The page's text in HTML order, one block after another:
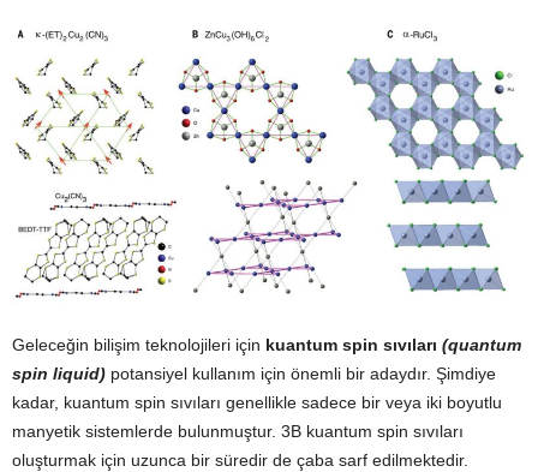
Geleceğin bilişim teknolojileri için kuantum spin sıvıları (quantum
spin liquid) potansiyel kullanım için önemli bir adaydır. Şimdiye
kadar, kuantum spin sıvıları genellikle sadece bir veya iki boyutlu
manyetik sistemlerde bulunmuştur. 3B kuantum spin sıvıları
oluşturmak için uzunca bir süredir de çaba sarf edilmektedir.